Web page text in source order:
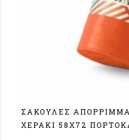
ΣΑΚΟΥΛΕΣ
ΧΕΡΑΚΙ 58Χ72